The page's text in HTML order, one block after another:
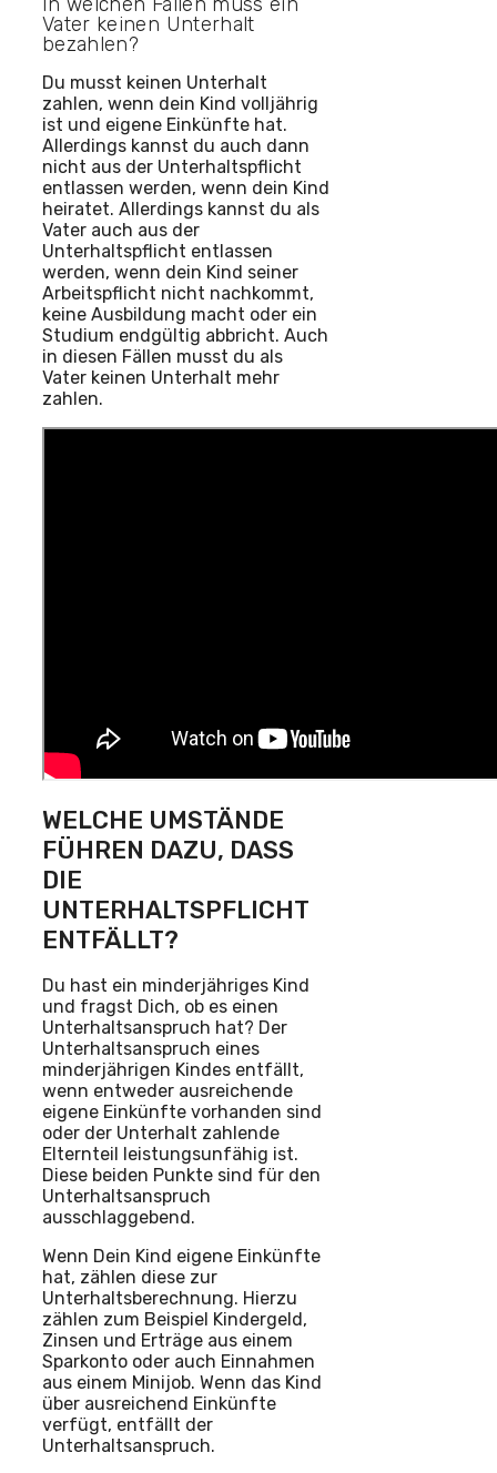
Vater keinen Unterhalt
bezahlen?
Du musst keinen Unterhalt
zahlen, wenn dein Kind volljährig
ist und eigene Einkünfte hat.
Allerdings kannst du auch dann
nicht aus der Unterhaltspflicht
entlassen werden, wenn dein Kind
heiratet. Allerdings kannst du als
Vater auch aus der
Unterhaltspflicht entlassen
werden, wenn dein Kind seiner
Arbeitspflicht nicht nachkommt,
keine Ausbildung macht oder ein
Studium endgültig abbricht. Auch
in diesen Fällen musst du als
Vater keinen Unterhalt mehr
zahlen.
WELCHE UMSTÄNDE
FÜHREN DAZU, DASS
DIE
UNTERHALTSPFLICHT
ENTFÄLLT?
Du hast ein minderjähriges Kind
und fragst Dich, ob es einen
Unterhaltsanspruch hat? Der
Unterhaltsanspruch eines
minderjährigen Kindes entfällt,
wenn entweder ausreichende
eigene Einkünfte vorhanden sind
oder der Unterhalt zahlende
Elternteil leistungsunfähig ist.
Diese beiden Punkte sind für den
Unterhaltsanspruch
ausschlaggebend.
Wenn Dein Kind eigene Einkünfte
hat, zählen diese zur
Unterhaltsberechnung. Hierzu
zählen zum Beispiel Kindergeld,
Zinsen und Erträge aus einem
Sparkonto oder auch Einnahmen
aus einem Minijob. Wenn das Kind
über ausreichend Einkünfte
verfügt, entfällt der
Unterhaltsanspruch.